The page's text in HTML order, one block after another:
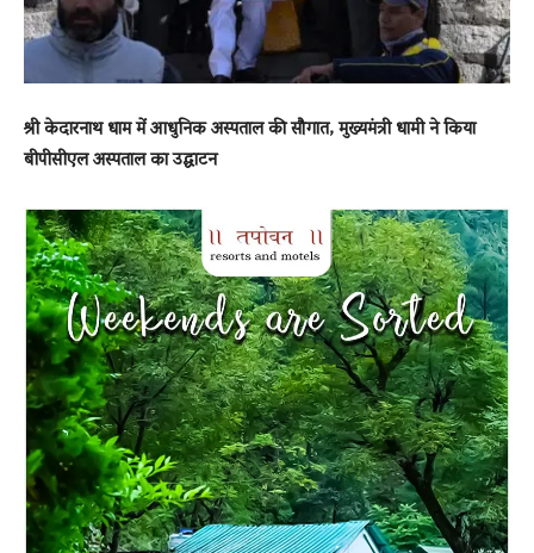
श्री केदारनाथ धाम में आधुनिक अस्पताल की सौगात, मुख्यमंत्री धामी ने किया
बीपीसीएल अस्पताल का उद्घाटन